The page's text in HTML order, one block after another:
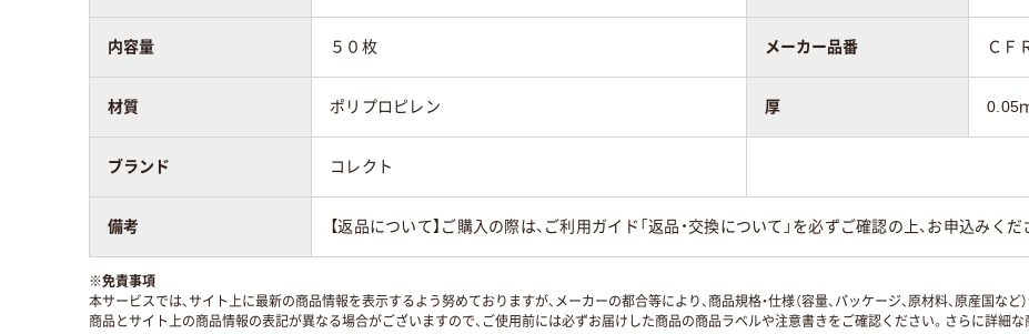
内容量 ５０枚 メーカー品番 ＣＦ
材質 ポリプロピレン 厚 0.05
ブランド コレクト
備考 【返品について】ご購入の際は、ご利用ガイド「返品・交換について」を必ずご確認の上、お申込みくだ
※免責事項
本サービスでは、サイト上に最新の商品情報を表示するよう努めておりますが、メーカーの都合等により、商品規格・仕様（容量、パッケージ、原材料、原産国な
商品とサイト上の商品情報の表記が異なる場合がございますので、ご使用前には必ずお届けした商品の商品ラベルや注意書きをご確認ください。さらに詳細な